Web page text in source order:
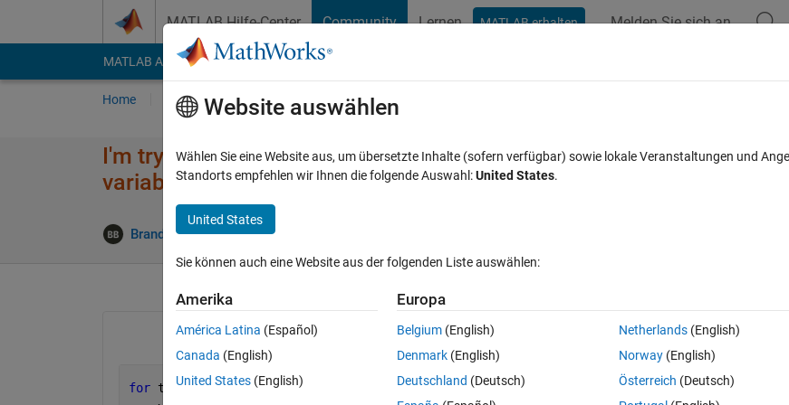
MATLAB Hilfe-Center Community Lernen MATLAB erhalten Melden Sie sich an
MATLAB Answers File Exchange Cody
Home Fragen Antworten Durchsuchen
I'm trying to make a for-end loop that outputs a complete table of the
variables t and y.
Brandon Byerly 2 Dez. 2016
In MATLAB Online öffnen 0 Stimmen
for t=1:100
Website auswählen
Wählen Sie eine Website aus, um übersetzte Inhalte (sofern verfügbar) sowie lokale Veranstaltungen und
Standorts empfehlen wir Ihnen die folgende Auswahl:United States.
United States
Sie können auch eine Website aus der folgenden Liste auswählen:
Amerika
América Latina (Español)
Canada (English)
United States (English)
Europa
Belgium (English)
Denmark (English)
Deutschland (Deutsch)
Netherlands(English)
Norway(English)
Österreich (Deutsch)